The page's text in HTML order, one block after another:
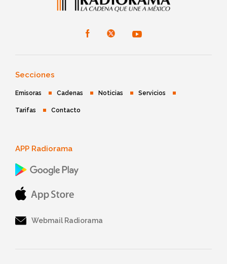
Secciones
Emisoras Cadenas Noticias Servicios
Tarifas Contacto
APP Radiorama
Webmail Radiorama